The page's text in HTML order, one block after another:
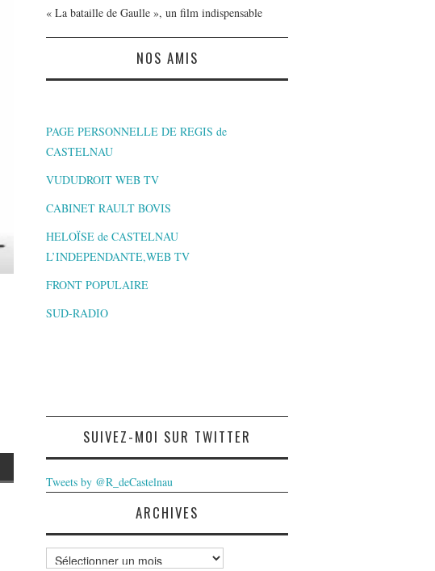
« La bataille de Gaulle », un film indispensable
NOS AMIS
PAGE PERSONNELLE DE REGIS de
CASTELNAU
VUDUDROIT WEB TV
CABINET RAULT BOVIS
HELOÏSE de CASTELNAU
L’INDEPENDANTE,WEB TV
FRONT POPULAIRE
SUD-RADIO
SUIVEZ-MOI SUR TWITTER
Tweets by @R_deCastelnau
ARCHIVES
Archives